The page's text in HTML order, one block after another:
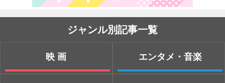
ジャンル別記事一覧
映画 エンタメ・音楽